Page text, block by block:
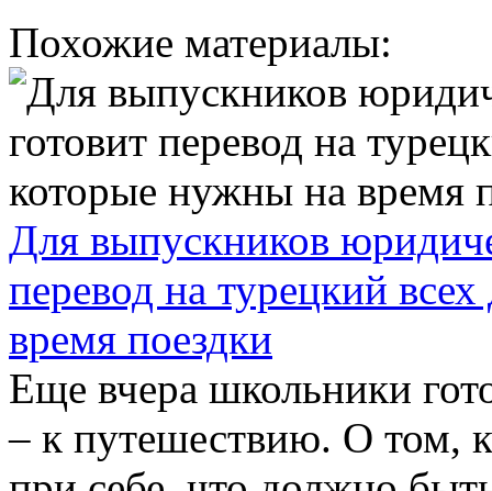
Похожие материалы:
Для выпускников
перевод на турецкий
время поездки
Еще вчера школьники
– к путешествию. О том,